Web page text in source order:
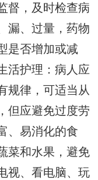
督，及时检查病
漏、过量，药物
是否增加或减
活护理：病人应
规律，可适当从
但应避免过度劳
、易消化的食
菜和水果，避免
视、看电脑、玩